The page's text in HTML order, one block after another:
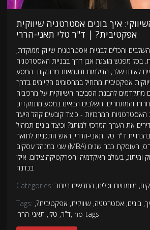
איך בונים אסטרטגיה שיווקית
אפקטיבית? | ד"ר טלי תאני-הררי
והכלים לבניית אסטרטגית שיווק ממוקדת,
בכל מפגש מוצגת אבן דרך בבניית האסטרטגיה
לאותו שלב, הדילמות ודוגמאות מרתקות. המסע
אפקטיבית מתחיל במחסומים הקיימים בדרך
להבנת הסביבה השיווקית על מרכיביה
והמתחרים. השלבים הבאים במסע מתמקדים
המרכזיות - כיצד קובעים קהל היעד
את הערך המרכזי למותג? וכיצד בונים תמהיל
ד"ר טלי תאני-הררי, ראש התכנית לתואר
שני במנהל עסקים (MBA) במרכז האקדמי פרס, העוסקת כבר שנים
ומיתוג, בעולם האקדמיה והפרקטיקה.צילום: אילן
בנדנה
Categories:
, מיומנויות וכלים, החדשים ביותר
Tags:
,בונים, אסטרטגיה,שיווקית, אפקטיבית?,
ד"ר, טלי, תאני-הררי , no-tags